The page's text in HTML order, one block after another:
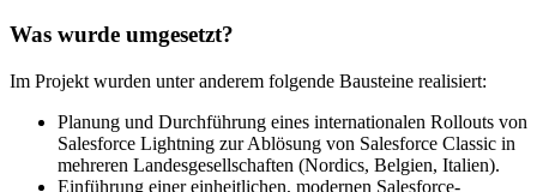
Was wurde umgesetzt?
Im Projekt wurden unter anderem folgende Bausteine realisiert:
Planung und Durchführung eines internationalen Rollouts von
Salesforce Lightning zur Ablösung von Salesforce Classic in
mehreren Landesgesellschaften (Nordics, Belgien, Italien).
Einführung einer einheitlichen, modernen Salesforce-